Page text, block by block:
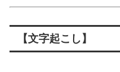
【文字起こし】